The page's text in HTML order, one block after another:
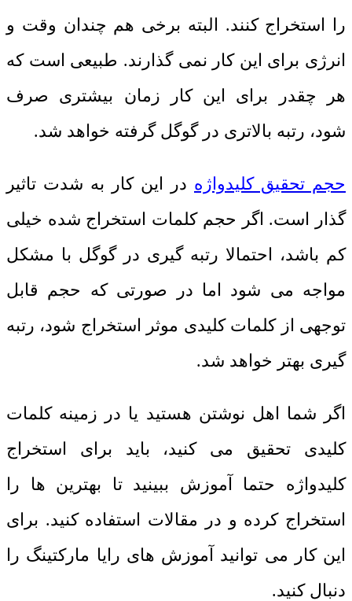
را استخراج کنند. البته برخی هم چندان وقت و
انرژی برای این کار نمی گذارند. طبیعی است که
هر چقدر برای این کار زمان بیشتری صرف
شود، رتبه بالاتری در گوگل گرفته خواهد شد.
حجم تحقیق کلیدواژه در این کار به شدت تاثیر
گذار است. اگر حجم کلمات استخراج شده خیلی
کم باشد، احتمالا رتبه گیری در گوگل با مشکل
مواجه می شود اما در صورتی که حجم قابل
توجهی از کلمات کلیدی موثر استخراج شود، رتبه
گیری بهتر خواهد شد.
اگر شما اهل نوشتن هستید یا در زمینه کلمات
کلیدی تحقیق می کنید، باید برای استخراج
کلیدواژه حتما آموزش ببینید تا بهترین ها را
استخراج کرده و در مقالات استفاده کنید. برای
این کار می توانید آموزش های رایا مارکتینگ را
دنبال کنید.